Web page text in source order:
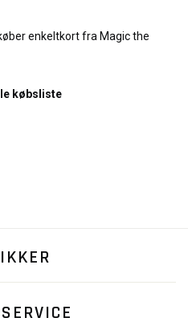
enkeltkort fra Magic the
købsliste